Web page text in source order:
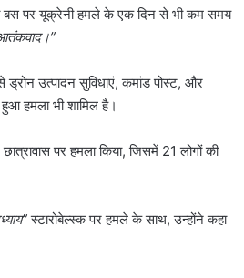
बस पर यूक्रेनी हमले के एक दिन से भी कम समय
उत्पादन सुविधाएं, कमांड पोस्ट, और
हमला भी शामिल है।
पर हमला किया, जिसमें 21 लोगों की
स्टारोबेल्स्क पर हमले के साथ, उन्होंने कहा